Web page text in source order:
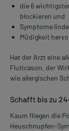
die 6
blockieren und
Symptome
Müdigkeit
Hat der Arzt eine
Fluticason, der
wie allergischen
Schafft bis zu
Kaum fliegen die
Heuschnupfen-